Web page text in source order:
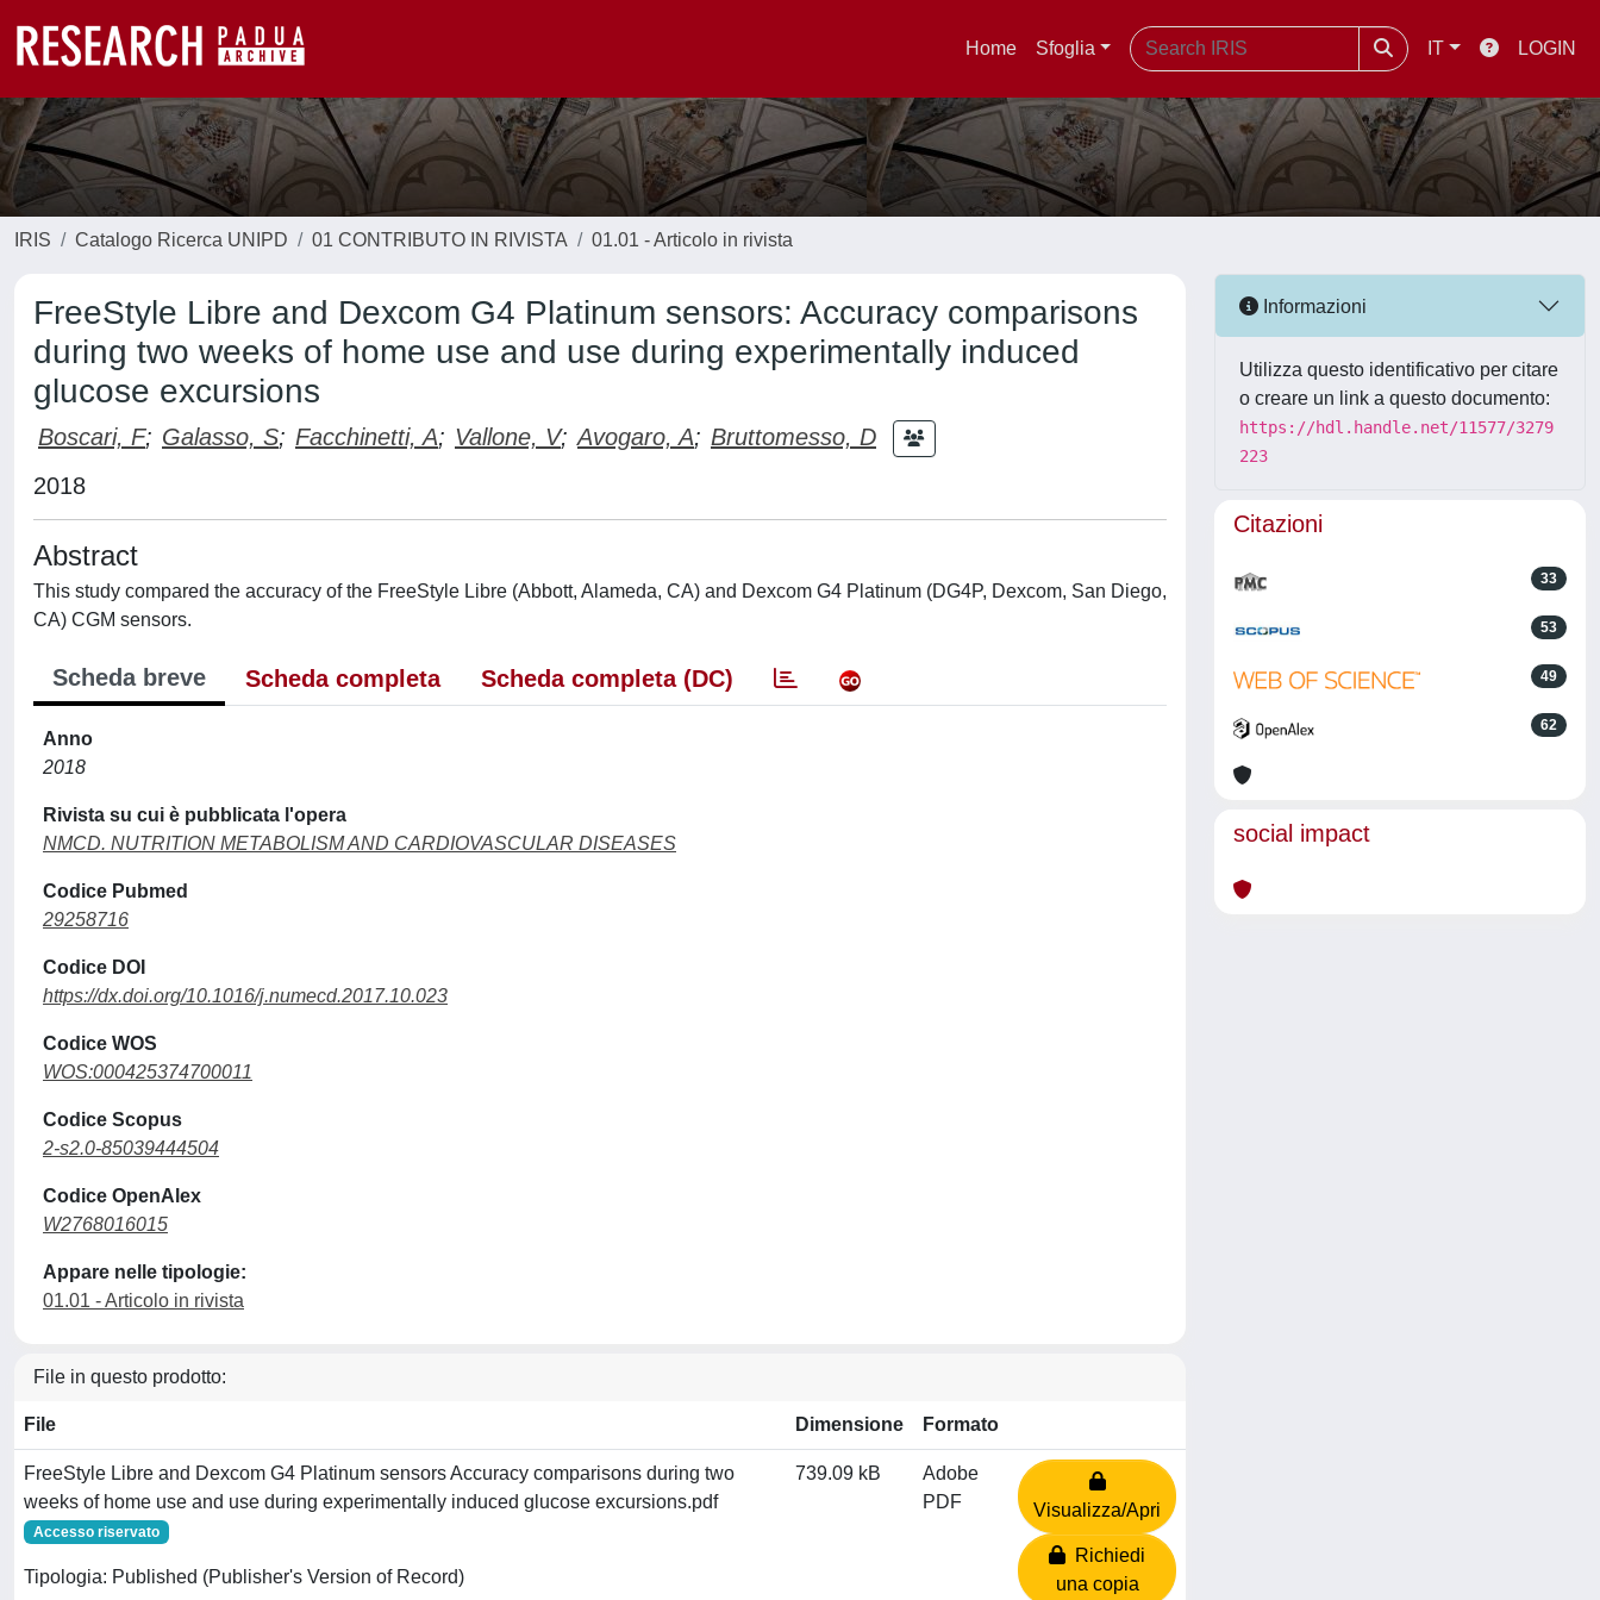
Home Sfoglia IT LOGIN
IRIS Catalogo Ricerca UNIPD 01 CONTRIBUTO IN RIVISTA 01.01 - Articolo in rivista
FreeStyle Libre and Dexcom G4 Platinum sensors: Accuracy comparisons
during two weeks of home use and use during experimentally induced
glucose excursions
Boscari, F; Galasso, S; Facchinetti, A; Vallone, V; Avogaro, A; Bruttomesso, D
2018
Abstract
This study compared the accuracy of the FreeStyle Libre (Abbott, Alameda, CA) and Dexcom G4 Platinum (DG4P, Dexcom, San Diego,
CA) CGM sensors.
Scheda breve Scheda completa Scheda completa (DC)
Anno
2018
Rivista su cui è pubblicata l'opera
NMCD. NUTRITION METABOLISM AND CARDIOVASCULAR DISEASES
Codice Pubmed
29258716
Codice DOI
https://dx.doi.org/10.1016/j.numecd.2017.10.023
Codice WOS
WOS:000425374700011
Codice Scopus
2-s2.0-85039444504
Codice OpenAlex
W2768016015
Appare nelle tipologie:
01.01 - Articolo in rivista
File in questo prodotto:
File Dimensione Formato
FreeStyle Libre and Dexcom G4 Platinum sensors Accuracy comparisons during two
weeks of home use and use during experimentally induced glucose excursions.pdf
Accesso riservato
Tipologia: Published (Publisher's Version of Record)
739.09 kB
Adobe
PDF
Visualizza/Apri
Richiedi
una copia
Informazioni
Utilizza questo identificativo per citare
o creare un link a questo documento:
https://hdl.handle.net/11577/3279
223
Citazioni
33
53
49
62
social impact